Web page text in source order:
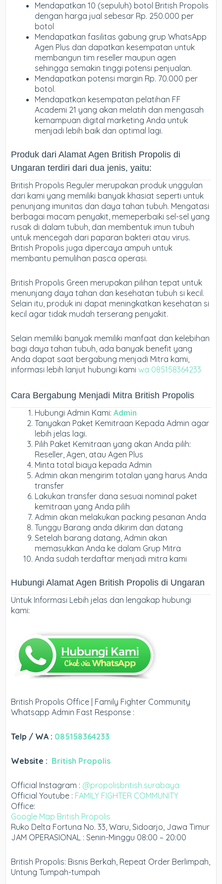
Mendapatkan 10 (sepuluh) botol British Propolis
dengan harga jual sebesar Rp. 250.000 per
botol
Mendapatkan fasilitas gabung grup WhatsApp
Agen Plus dan dapatkan kesempatan untuk
membangun tim reseller maupun agen
sehingga semakin tinggi potensi penjualan.
Mendapatkan potensi margin Rp. 70.000 per
botol.
Mendapatkan kesempatan pelatihan FF
Academi 21 yang akan melatih dan mengasah
kemampuan digital marketing Anda untuk
menjadi lebih baik dan optimal lagi.
Produk dari Alamat Agen British Propolis di
Ungaran terdiri dari dua jenis, yaitu:
British Propolis Reguler merupakan produk unggulan
dari kami yang memiliki banyak khasiat seperti untuk
penunjang imunitas dan daya tahan tubuh. Mengatasi
berbagai macam penyakit, memeperbaiki sel-sel yang
rusak di dalam tubuh, dan membentuk imun tubuh
untuk mencegah dari paparan bakteri atau virus.
British Propolis juga dipercaya ampuh untuk
membantu pemulihan pasca operasi.
British Propolis Green merupakan pilihan tepat untuk
menunjang daya tahan dan kesehatan tubuh si kecil.
Selain itu, produk ini dapat meningkatkan kesehatan si
kecil agar tidak mudah terserang penyakit.
Selain memiliki banyak memiliki manfaat dan kelebihan
bagi daya tahan tubuh, ada banyak benefit yang
Anda dapat saat bergabung menjadi Mitra kami,
informasi lebih lanjut hubungi kamiwa 085158364233
Cara Bergabung Menjadi Mitra British Propolis
Hubungi Admin Kami:Admin
Tanyakan Paket Kemitraan Kepada Admin agar
lebih jelas lagi.
Pilih Paket Kemitraan yang akan Anda pilih:
Reseller, Agen, atau Agen Plus
Minta total biaya kepada Admin
Admin akan mengirim totalan yang harus Anda
transfer
Lakukan transfer dana sesuai nominal paket
kemitraan yang Anda pilih
Admin akan melakukan packing pesanan Anda
Tunggu Barang anda dikirim dan datang
Setelah barang datang, Admin akan
memasukkan Anda ke dalam Grup Mitra
Anda sudah terdaftar menjadi mitra kami
Hubungi Alamat Agen British Propolis di Ungaran
Untuk Informasi Lebih jelas dan lengakap hubungi
kami:
British Propolis Office | Family Fighter Community
Whatsapp Admin Fast Response :
Telp / WA : 085158364233
Website : British Propolis
Official Instagram : @propolisbritish.surabaya
Official Youtube : FAMILY FIGHTER COMMUNITY
Office:
Google Map British Propolis
Ruko Delta Fortuna No. 33, Waru, Sidoarjo, Jawa Timur
JAM OPERASIONAL : Senin-Minggu 08:00 – 20:00
British Propolis: Bisnis Berkah, Repeat Order Berlimpah,
Untung Tumpah-tumpah